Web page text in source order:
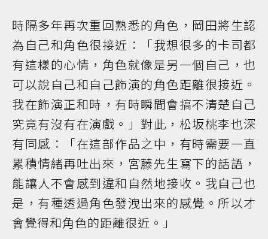
時隔多年再次重回熟悉的角色，岡田將生認
為自己和角色很接近：「我想很多的卡司都
有這樣的心情，角色就像是另一個自己，也
可以說自己和自己飾演的角色距離很接近。
我在飾演正和時，有時瞬間會搞不清楚自己
究竟有沒有在演戲。」對此，松坂桃李也深
有同感：「在這部作品之中，有時需要一直
累積情緒再吐出來，宮藤先生寫下的話語，
能讓人不會感到違和自然地接收。我自己也
是，有種透過角色發洩出來的感覺。所以才
會覺得和角色的距離很近。」